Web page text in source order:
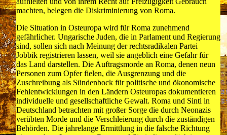
machten, belegen die Diskriminierung von Roma.
Die Situation in Osteuropa wird für Roma zunehmend
gefährlicher. Ungarische Juden, die in Parlament und Regierung
sind, sollen sich nach Meinung der rechtsradikalen Partei
Jobbik registrieren lassen, weil sie angeblich eine Gefahr für
das Land darstellen. Die Auftragsmorde an Roma, denen neun
Personen zum Opfer fielen, die Ausgrenzung und die
Zuschreibung als Sündenbock für politische und ökonomische
Fehlentwicklungen in den Ländern Osteuropas dokumentieren
individuelle und gesellschaftliche Gewalt. Roma und Sinti in
Deutschland betrachten mit großer Sorge die durch Neonazis
verübten Morde und die Verschleierung durch die zuständigen
Behörden. Die jahrelange Ermittlung in die falsche Richtung